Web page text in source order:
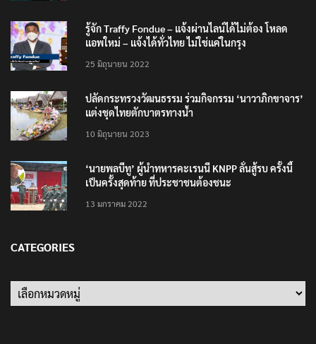
รู้จัก Traffy Fondue – แจ้งผ่านไลน์ได้ไม่ต้อง โหลด
แอพใหม่ – แจ้งได้ทั่วไทย ไม่ใช่แค่ในกรุง
25 มิถุนายน 2022
ปลัดกระทรวงวัฒนธรรม ร่วมกิจกรรม ‘นาวาภิกขาจาร’
แต่งชุดไทยตักบาตรทางน้ำ
10 มิถุนายน 2023
‘นายพลบีทู’ ผู้นำทหารคะเรนนี KNPP ลั่นสู้รบ ครั้งนี้
เป็นครั้งสุดท้าย ที่ประชาชนต้องชนะ
13 มกราคม 2022
CATEGORIES
Categories